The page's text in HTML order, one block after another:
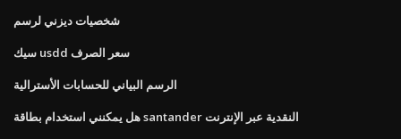
شخصيات ديزني لرسم
سيك usdd سعر الصرف
الرسم البياني للحسابات الأسترالية
هل يمكنني استخدام بطاقة santander النقدية عبر الإنترنت